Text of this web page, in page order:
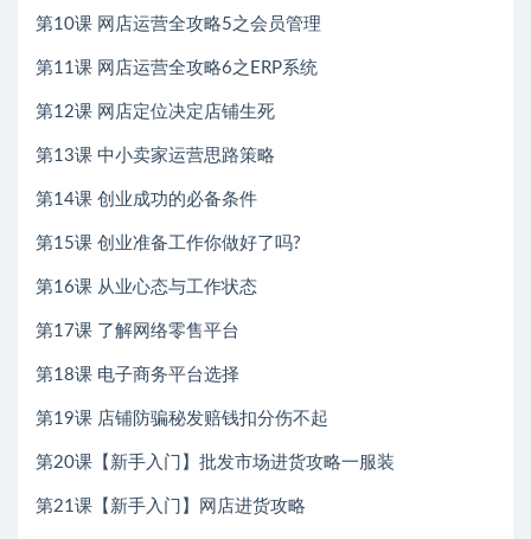
第10课 网店运营全攻略5之会员管理
第11课 网店运营全攻略6之ERP系统
第12课 网店定位决定店铺生死
第13课 中小卖家运营思路策略
第14课 创业成功的必备条件
第15课 创业准备工作你做好了吗?
第16课 从业心态与工作状态
第17课 了解网络零售平台
第18课 电子商务平台选择
第19课 店铺防骗秘发赔钱扣分伤不起
第20课【新手入门】批发市场进货攻略一服装
第21课【新手入门】网店进货攻略